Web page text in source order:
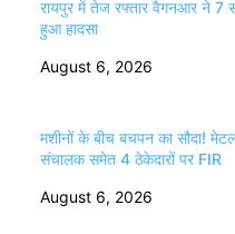
रायपुर में तेज रफ्तार वैगनआर ने 7
हुआ हादसा
August 6, 2026
मशीनों के बीच बचपन का सौदा!
संचालक समेत 4 ठेकेदारों पर FIR
August 6, 2026